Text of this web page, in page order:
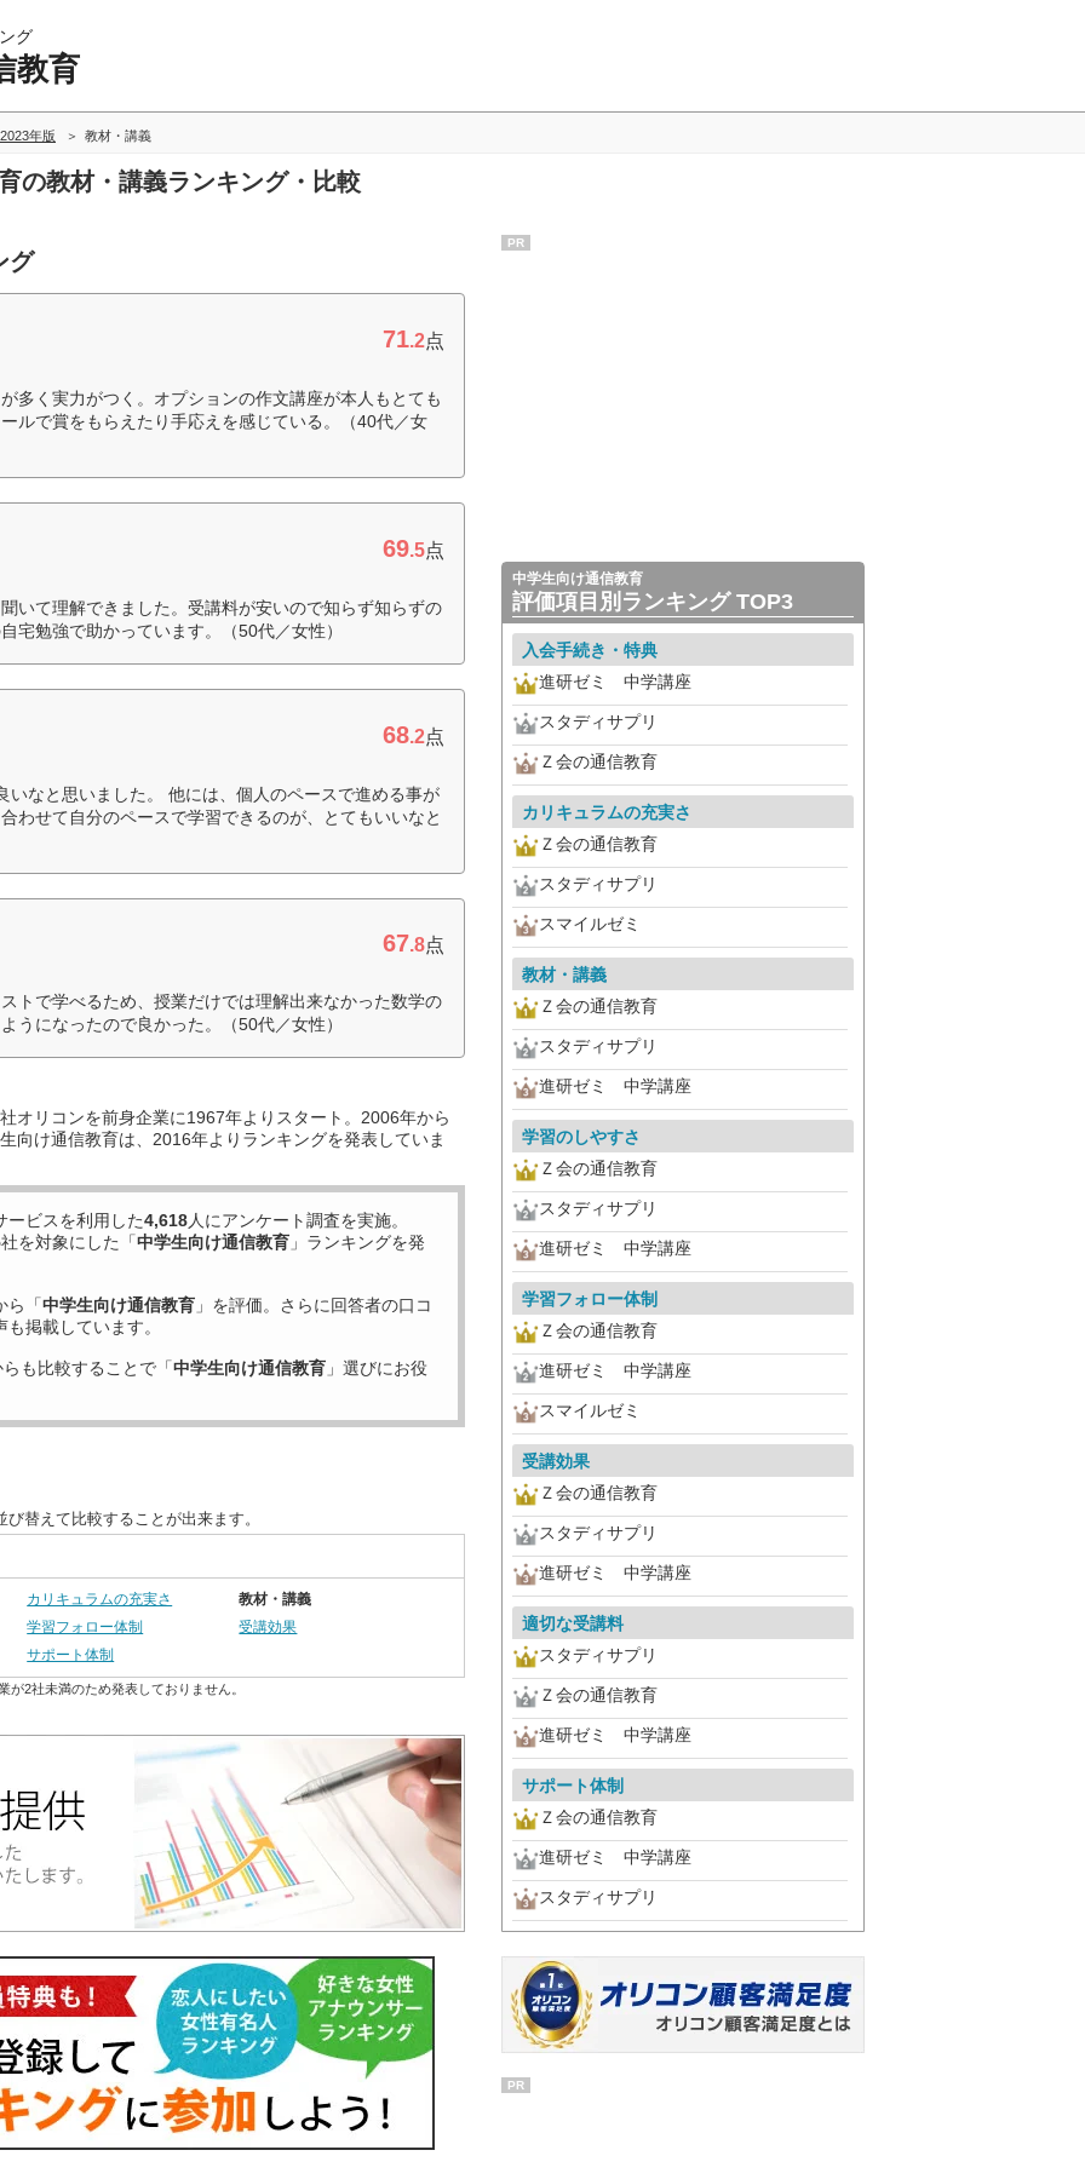
グ
教育
2023年版 教材・講義
の教材・講義ランキング・比較
グ
71.2点
多く実力がつく。オプションの作文講座が本人もとても
ルで賞をもらえたり手応えを感じている。（40代／女
69.5点
いて理解できました。受講料が安いので知らず知らずの
宅勉強で助かっています。（50代／女性）
68.2点
いなと思いました。 他には、個人のペースで進める事が
わせて自分のペースで学習できるのが、とてもいいなと
67.8点
トで学べるため、授業だけでは理解出来なかった数学の
うになったので良かった。（50代／女性）
オリコンを前身企業に1967年よりスタート。2006年から
向け通信教育は、2016年よりランキングを発表していま
ービスを利用した4,618人にアンケート調査を実施。
社を対象にした「中学生向け通信教育 」ランキングを発
ら「中学生向け通信教育 」を評価。さらに回答者の口コ
掲載しています。
も比較することで「中学生向け通信教育 」選びにお役
替えて比較することが出来ます。
カリキュラムの充実さ
教材・講義
学習フォロー体制
受講効果
サポート体制
2社未満のため発表しておりません。
PR
中学生向け通信教育
評価項目別ランキング TOP3
入会手続き・特典
進研ゼミ 中学講座
スタディサプリ
Ｚ会の通信教育
カリキュラムの充実さ
Ｚ会の通信教育
スタディサプリ
スマイルゼミ
教材・講義
Ｚ会の通信教育
スタディサプリ
進研ゼミ 中学講座
学習のしやすさ
Ｚ会の通信教育
スタディサプリ
進研ゼミ 中学講座
学習フォロー体制
Ｚ会の通信教育
進研ゼミ 中学講座
スマイルゼミ
受講効果
Ｚ会の通信教育
スタディサプリ
進研ゼミ 中学講座
適切な受講料
スタディサプリ
Ｚ会の通信教育
進研ゼミ 中学講座
サポート体制
Ｚ会の通信教育
進研ゼミ 中学講座
スタディサプリ
PR